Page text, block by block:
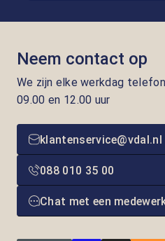
Neem contact op
We zijn elke werkdag
09.00 en 12.00 uur
klantenservice@vdal.nl
088 010 35 00
Chat met een